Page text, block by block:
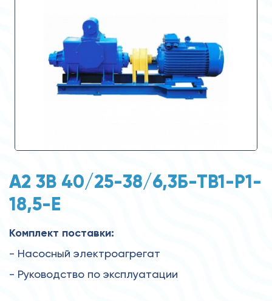
А2 3В 40/25-38/6,3Б-ТВ1-Р1-
18,5-Е
Комплект поставки:
- Насосный электроагрегат
- Руководство по эксплуатации